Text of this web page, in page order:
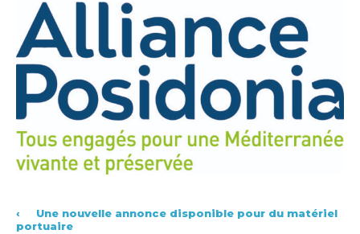
‹
Une nouvelle annonce disponible pour du matériel
portuaire